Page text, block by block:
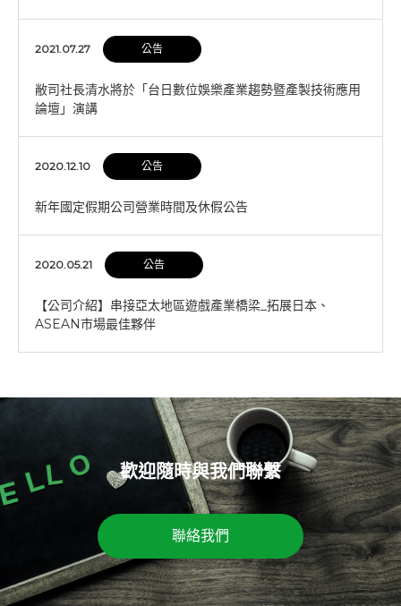
2021.07.27 公告
敝司社長清水將於「台日數位娛樂產業趨勢暨產製技術應用
論壇」演講
2020.12.10 公告
新年國定假期公司營業時間及休假公告
2020.05.21 公告
【公司介紹】串接亞太地區遊戲產業橋梁_拓展日本、
ASEAN市場最佳夥伴
歡迎隨時與我們聯繫
聯絡我們